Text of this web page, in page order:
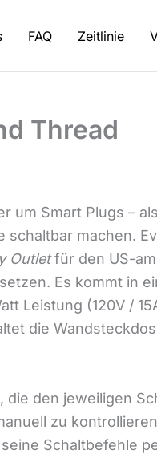
FAQ Zeitlinie
Thread
um Smart Plugs –
machen.
Outletfür den US-
Es kommt in
Leistung (120V /
die
den jeweiligen
zu
Schaltbefehle